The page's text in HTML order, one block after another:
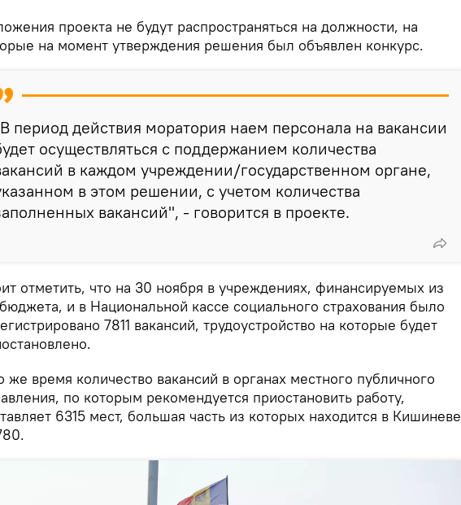
проекта не будут распространяться на должности, на
на момент утверждения решения был объявлен конкурс.
период действия моратория наем персонала на вакансии
осуществляться с поддержанием количества
в каждом учреждении/государственном органе,
в этом решении, с учетом количества
вакансий", - говорится в проекте.
отметить, что на 30 ноября в учреждениях, финансируемых из
и в Национальной кассе социального страхования было
7811 вакансий, трудоустройство на которые будет
же время количество вакансий в органах местного публичного
по которым рекомендуется приостановить работу,
6315 мест, большая часть из которых находится в Кишиневе